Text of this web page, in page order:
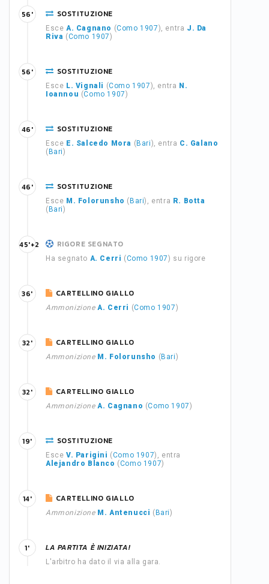
SOSTITUZIONE
Esce A. Cagnano (Como 1907), entra J. Da
Riva (Como 1907)
56'
SOSTITUZIONE
Esce L. Vignali (Como 1907), entra N.
Ioannou (Como 1907)
56'
SOSTITUZIONE
Esce E. Salcedo Mora ( Bari), entra C. Galano
( Bari)
46'
SOSTITUZIONE
Esce M. Folorunsho ( Bari), entra R. Botta
( Bari)
46'
RIGORE SEGNATO
Ha segnato A. Cerri (Como 1907) su rigore
45'+2
CARTELLINO GIALLO
Ammonizione A. Cerri (Como 1907)
36'
CARTELLINO GIALLO
Ammonizione M. Folorunsho ( Bari)
32'
CARTELLINO GIALLO
Ammonizione A. Cagnano (Como 1907)
32'
SOSTITUZIONE
Esce V. Parigini (Como 1907), entra
Alejandro Blanco (Como 1907)
19'
CARTELLINO GIALLO
Ammonizione M. Antenucci ( Bari)
14'
LA PARTITA È INIZIATA!
L'arbitro ha dato il via alla gara.
1'